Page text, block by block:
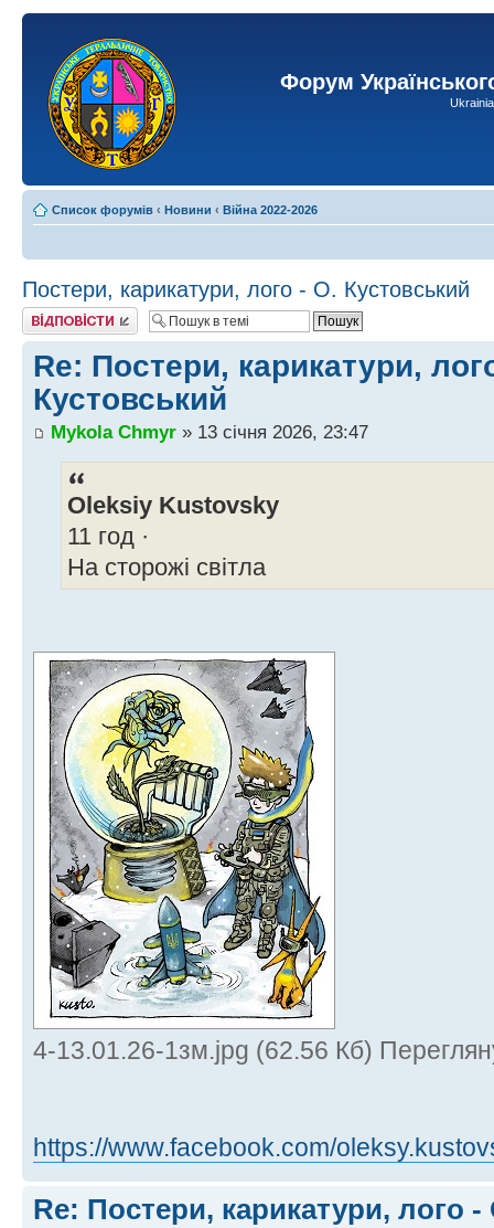
Форум
Список форумів ‹ Новини ‹ Війна 2022-2026
Постери, карикатури, лого - О. Кустовський
Відповісти
Re: Постери, карикатури,
Кустовський
Mykola Chmyr » 13 січня 2026, 23:47
Oleksiy Kustovsky
11 год ·
На сторожі світла
4-13.01.26-1зм.jpg (62.56 Кб)
https://www.facebook.com/
Re: Постери, карикатури, лого